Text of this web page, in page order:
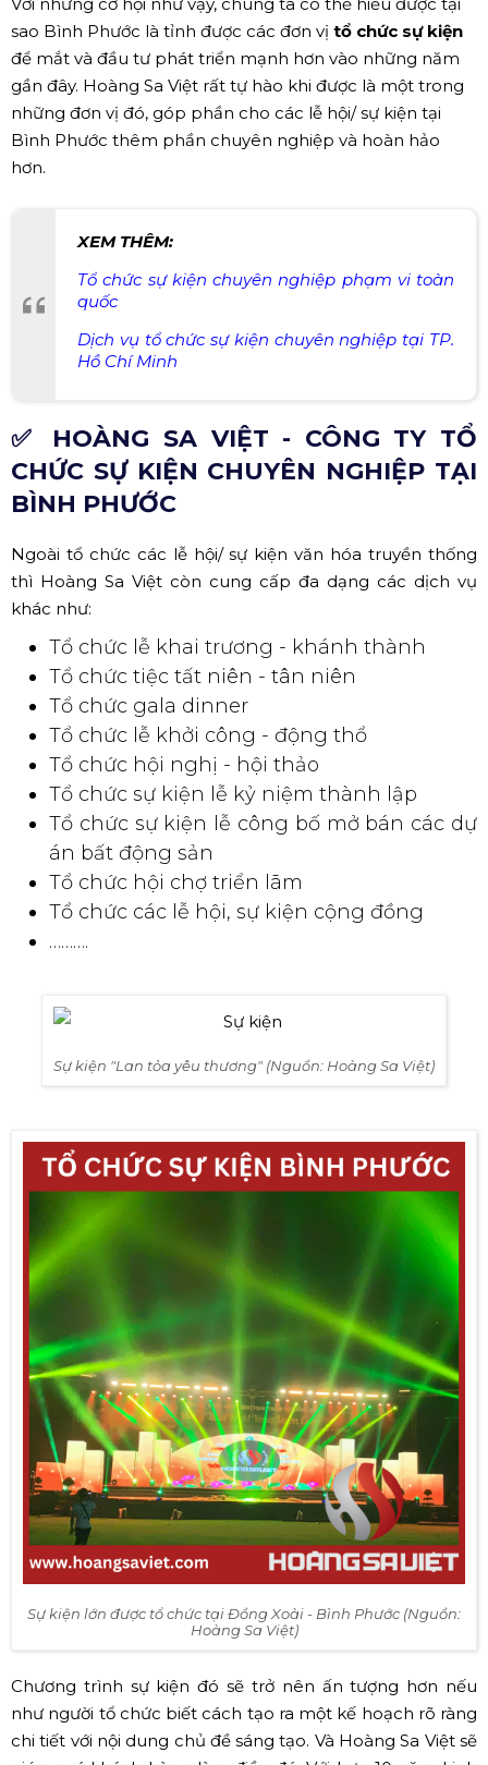
sao Bình Phước là tỉnh được các đơn vị tổ chức sự kiện
để mắt và đầu tư phát triển mạnh hơn vào những năm
gần đây. Hoàng Sa Việt rất tự hào khi được là một trong
những đơn vị đó, góp phần cho các lễ hội/ sự kiện tại
Bình Phước thêm phần chuyên nghiệp và hoàn hảo
hơn.
XEM THÊM:
Tổ chức sự kiện chuyên nghiệp phạm vi toàn
quốc
Dịch vụ tổ chức sự kiện chuyên nghiệp tại TP.
Hồ Chí Minh
✅ HOÀNG SA VIỆT - CÔNG TY TỔ
CHỨC SỰ KIỆN CHUYÊN NGHIỆP TẠI
BÌNH PHƯỚC
Ngoài tổ chức các lễ hội/ sự kiện văn hóa truyền thống
thì Hoàng Sa Việt còn cung cấp đa dạng các dịch vụ
khác như:
Tổ chức lễ khai trương - khánh thành
Tổ chức tiệc tất niên - tân niên
Tổ chức gala dinner
Tổ chức lễ khởi công - động thổ
Tổ chức hội nghị - hội thảo
Tổ chức sự kiện lễ kỷ niệm thành lập
Tổ chức sự kiện lễ công bố mở bán các dự
án bất động sản
Tổ chức hội chợ triển lãm
Tổ chức các lễ hội, sự kiện cộng đồng
……….
Sự kiện "Lan tỏa yêu thương" (Nguồn: Hoàng Sa Việt)
Sự kiện lớn được tổ chức tại Đồng Xoài - Bình Phước (Nguồn:
Hoàng Sa Việt)
Chương trình sự kiện đó sẽ trở nên ấn tượng hơn nếu
như người tổ chức biết cách tạo ra một kế hoạch rõ ràng
chi tiết với nội dung chủ đề sáng tạo. Và Hoàng Sa Việt sẽ